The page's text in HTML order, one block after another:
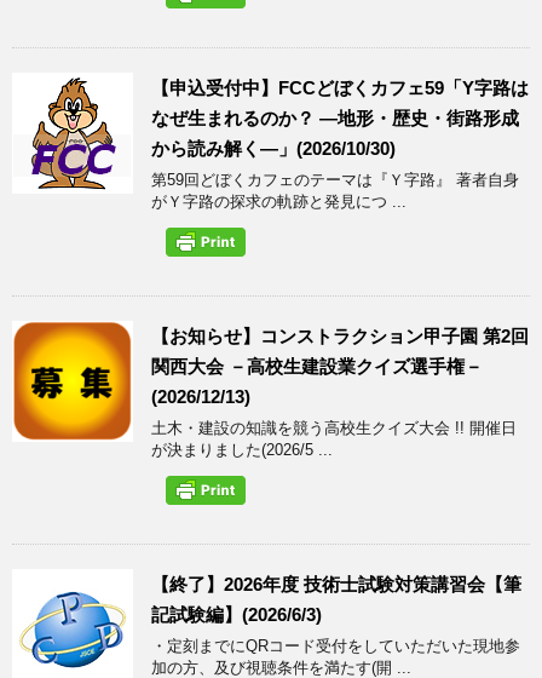
【申込受付中】FCCどぼくカフェ59「Y字路は
なぜ生まれるのか？ ―地形・歴史・街路形成
から読み解く―」(2026/10/30)
第59回どぼくカフェのテーマは『Ｙ字路』 著者自身
がＹ字路の探求の軌跡と発見につ ...
【お知らせ】コンストラクション甲子園 第2回
関西大会 －高校生建設業クイズ選手権－
(2026/12/13)
土木・建設の知識を競う高校生クイズ大会 !! 開催日
が決まりました(2026/5 ...
【終了】2026年度 技術士試験対策講習会【筆
記試験編】(2026/6/3)
・定刻までにQRコード受付をしていただいた現地参
加の方、及び視聴条件を満たす(開 ...